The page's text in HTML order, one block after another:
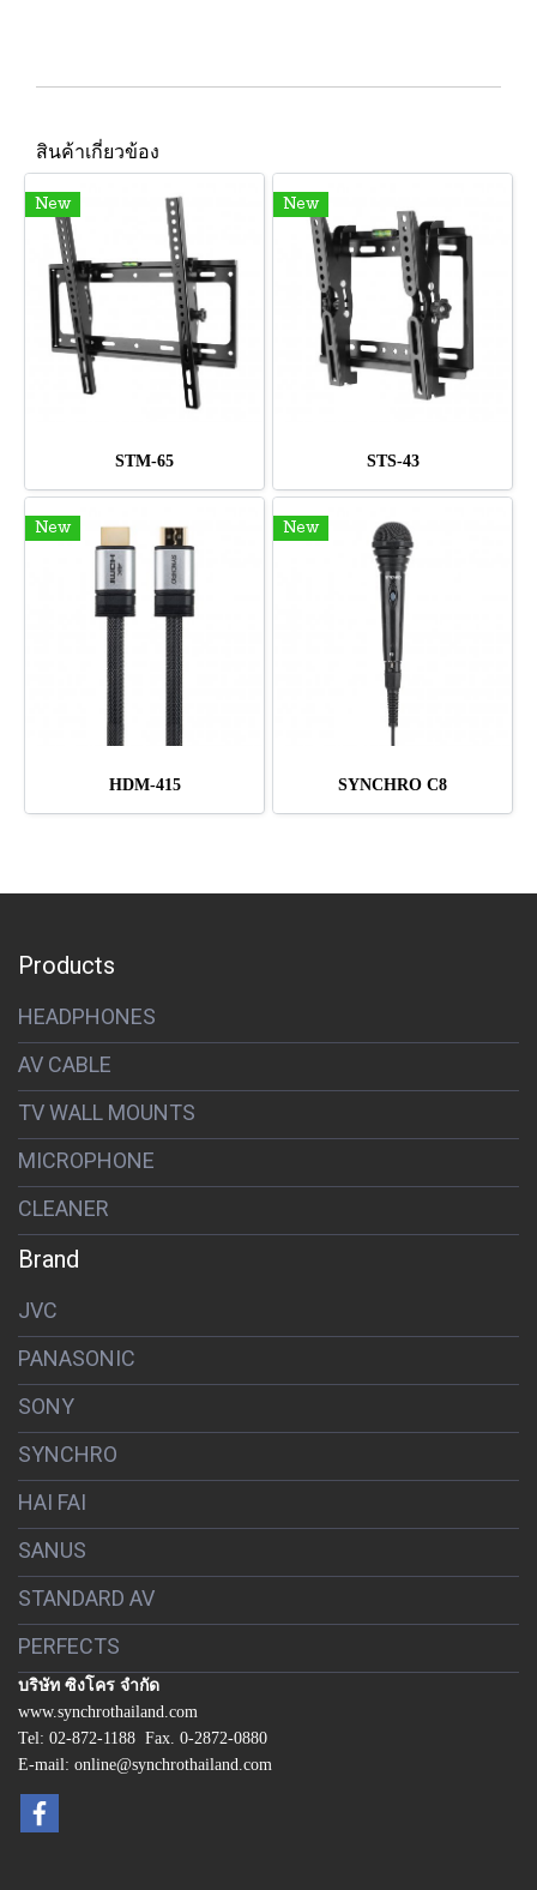
สินค้าเกี่ยวข้อง
New
STM-65
New
STS-43
New
HDM-415
New
SYNCHRO C8
Products
HEADPHONES
AV CABLE
TV WALL MOUNTS
MICROPHONE
CLEANER
Brand
JVC
PANASONIC
SONY
SYNCHRO
HAI FAI
SANUS
STANDARD AV
PERFECTS
บริษัท ซิงโคร จำกัด
www.synchrothailand.com
Tel: 02-872-1188 Fax. 0-2872-0880
E-mail: online@synchrothailand.com